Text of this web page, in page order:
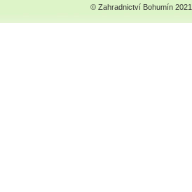
© Zahradnictví Bohumín